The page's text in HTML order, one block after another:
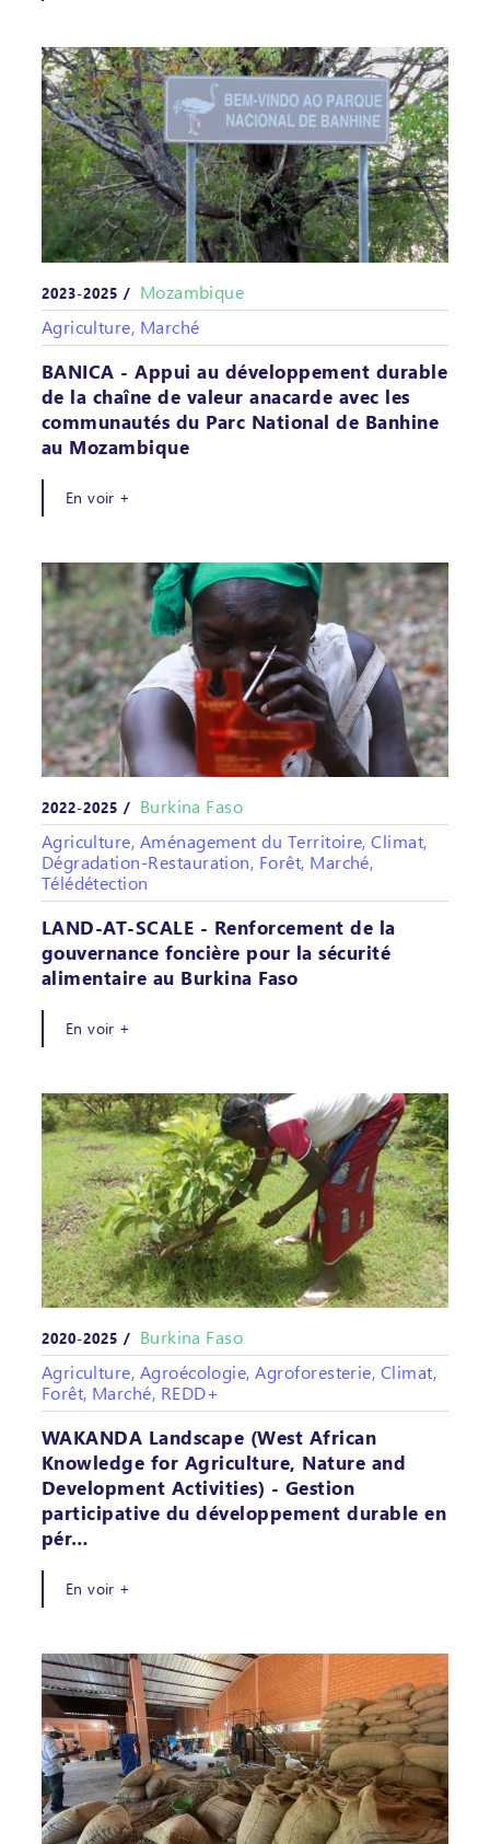
2023-2025 / Mozambique
Agriculture, Marché
BANICA - Appui au développement durable
de la chaîne de valeur anacarde avec les
communautés du Parc National de Banhine
au Mozambique
En voir +
2022-2025 / Burkina Faso
Agriculture, Aménagement du Territoire, Climat,
Dégradation-Restauration, Forêt, Marché,
Télédétection
LAND-AT-SCALE - Renforcement de la
gouvernance foncière pour la sécurité
alimentaire au Burkina Faso
En voir +
2020-2025 / Burkina Faso
Agriculture, Agroécologie, Agroforesterie, Climat,
Forêt, Marché, REDD+
WAKANDA Landscape (West African
Knowledge for Agriculture, Nature and
Development Activities) - Gestion
participative du développement durable en
pér…
En voir +